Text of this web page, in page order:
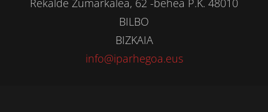
Rekalde Zumarkalea, 62 -behea P.K. 48010
BILBO
BIZKAIA
info@iparhegoa.eus